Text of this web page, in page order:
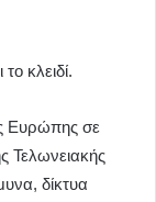
κλειδί.
Ευρώπης σε
Τελωνειακής
δίκτυα